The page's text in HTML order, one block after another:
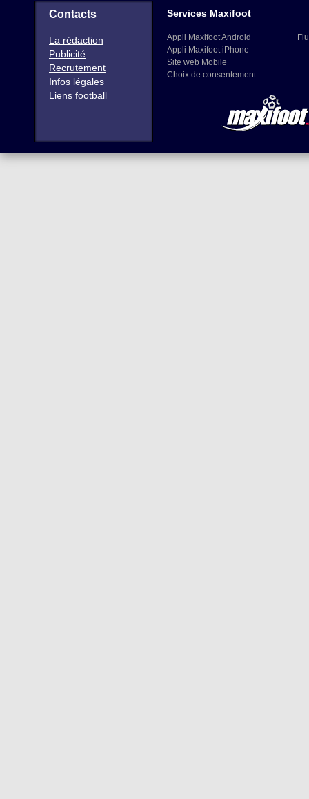
Contacts
La rédaction
Publicité
Recrutement
Infos légales
Liens football
Services Maxifoot
Appli Maxifoot Android
Appli Maxifoot iPhone
Site web Mobile
Choix de consentement